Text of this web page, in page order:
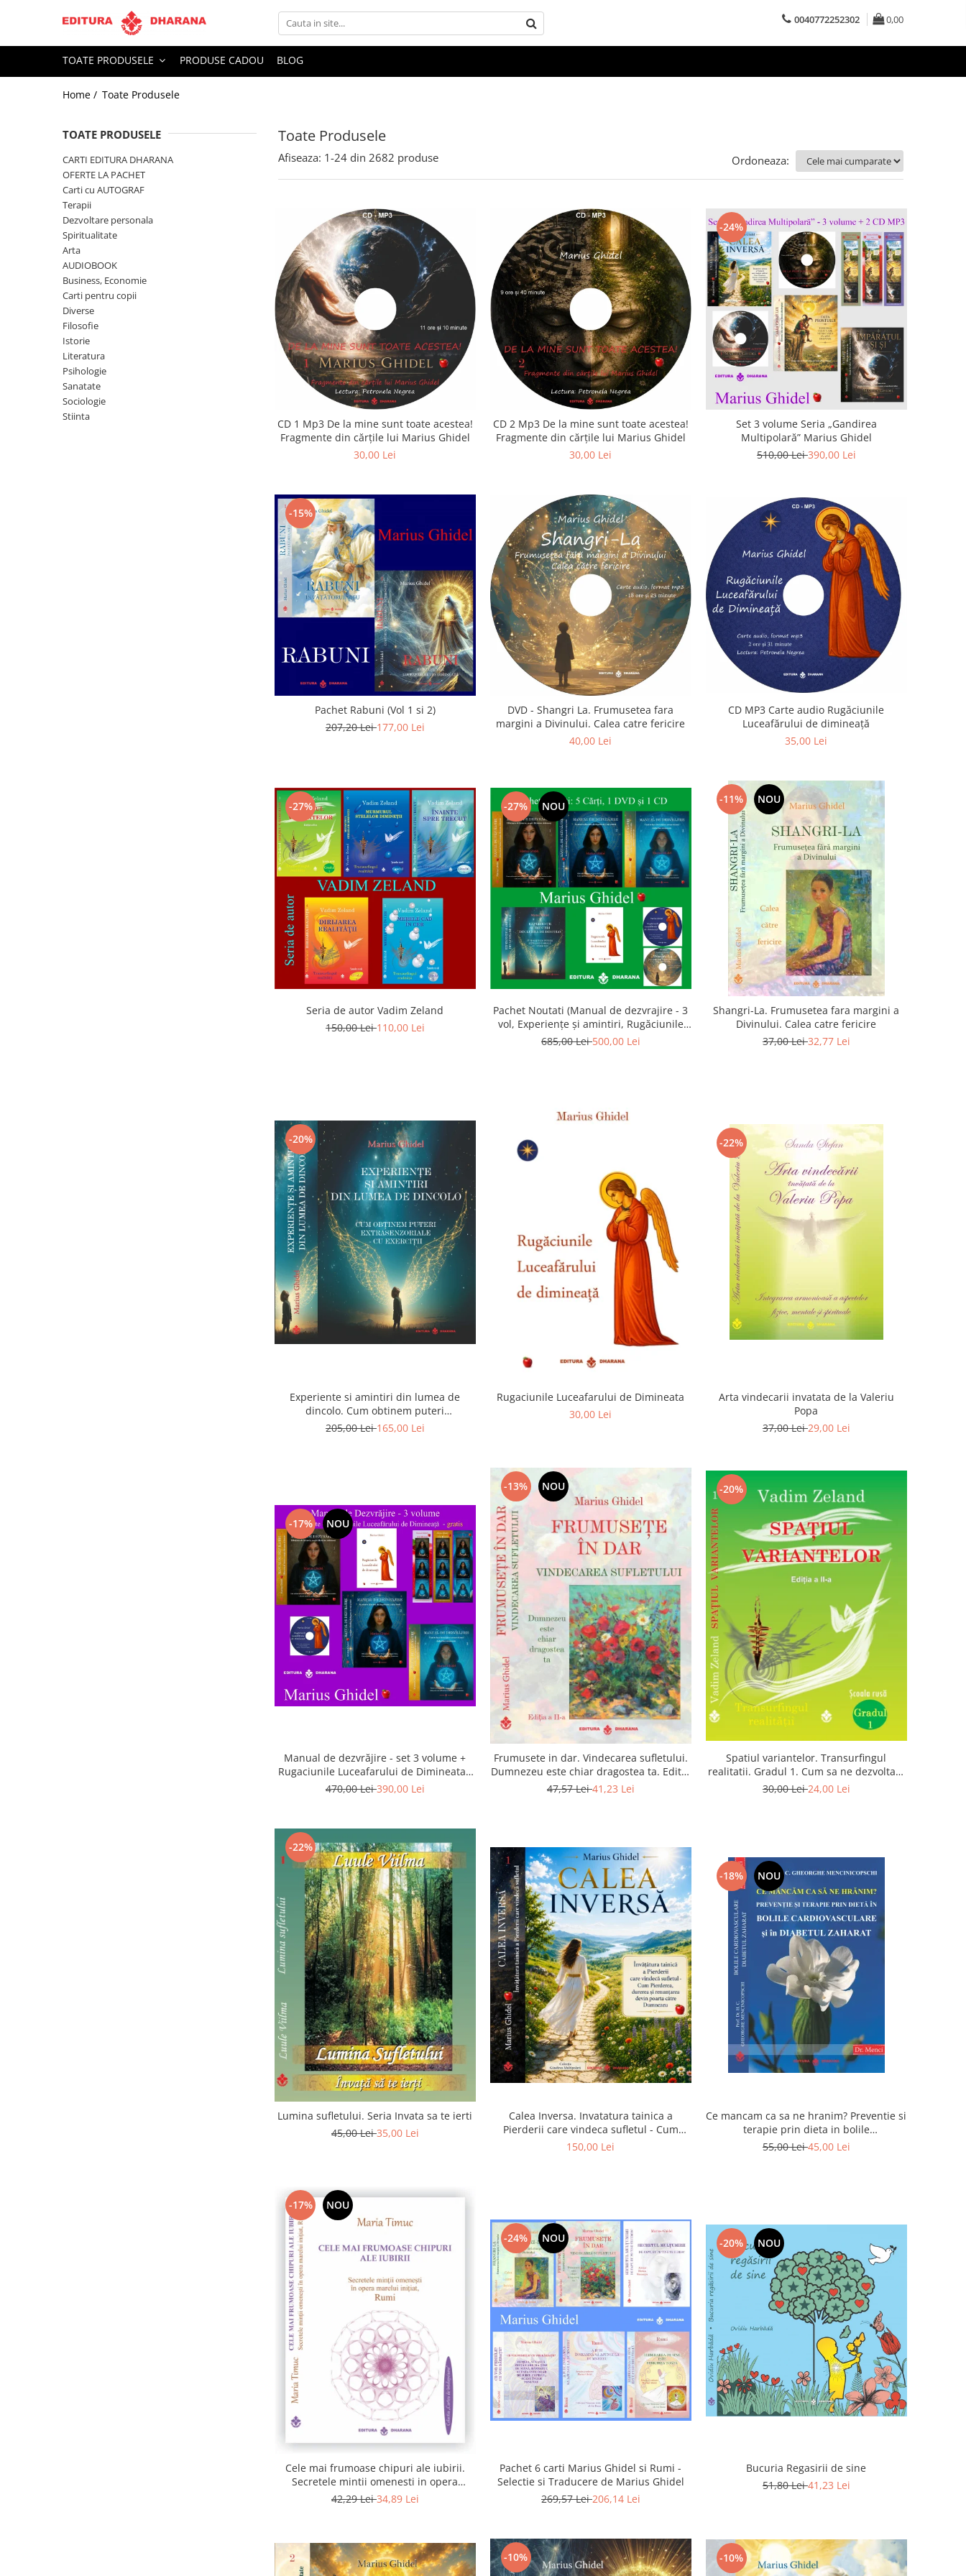
Toate Produsele
CARTI EDITURA DHARANA
OFERTE LA PACHET
Dezvoltare personala
Spiritualitate
AUDIOBOOK
Business, Economie
Carti pentru copii
0040772252302 0,00
TOATE PRODUSELE PRODUSE CADOU BLOG
Home / Toate Produsele
Toate Produsele
TOATE PRODUSELE
CARTI EDITURA DHARANA
OFERTE LA PACHET
Carti cu AUTOGRAF
Terapii
Dezvoltare personala
Spiritualitate
Arta
AUDIOBOOK
Business, Economie
Carti pentru copii
Diverse
Filosofie
Istorie
Literatura
Psihologie
Sanatate
Sociologie
Stiinta
Afiseaza: 1-24 din 2682 produse Ordoneaza:
CD 1 Mp3 De la mine sunt toate acestea!
Fragmente din cărțile lui Marius Ghidel
30,00 Lei
CD 2 Mp3 De la mine sunt toate acestea!
Fragmente din cărțile lui Marius Ghidel
30,00 Lei
-24%
Set 3 volume Seria „Gandirea
Multipolară” Marius Ghidel
510,00 Lei390,00 Lei
-15%
Pachet Rabuni (Vol 1 si 2)
207,20 Lei177,00 Lei
DVD - Shangri La. Frumusetea fara
margini a Divinului. Calea catre fericire
40,00 Lei
CD MP3 Carte audio Rugăciunile
Luceafărului de dimineață
35,00 Lei
-27%
Seria de autor Vadim Zeland
150,00 Lei110,00 Lei
-27% NOU
Pachet Noutati (Manual de dezvrajire - 3
vol, Experiențe și amintiri, Rugăciunile
Luceafarului de dimineata) - Marius
685,00 Lei500,00 Lei
-11% NOU
Shangri-La. Frumusetea fara margini a
Divinului. Calea catre fericire
37,00 Lei32,77 Lei
-20%
Experiente si amintiri din lumea de
dincolo. Cum obtinem puteri
extrasenzoriale - cu exercitii
205,00 Lei165,00 Lei
Rugaciunile Luceafarului de Dimineata
30,00 Lei
-22%
Arta vindecarii invatata de la Valeriu
Popa
37,00 Lei29,00 Lei
-17% NOU
Manual de dezvrăjire - set 3 volume +
Rugaciunile Luceafarului de Dimineata -
Gratuit)
470,00 Lei390,00 Lei
-13% NOU
Frumusete in dar. Vindecarea sufletului.
Dumnezeu este chiar dragostea ta. Editia
a 2-a
47,57 Lei41,23 Lei
-20%
Spatiul variantelor. Transurfingul
realitatii. Gradul 1. Cum sa ne dezvoltam
intuitia si sa ne alegem soarta
30,00 Lei24,00 Lei
-22%
Lumina sufletului. Seria Invata sa te ierti
45,00 Lei35,00 Lei
Calea Inversa. Invatatura tainica a
Pierderii care vindeca sufletul - Cum
Pierderea, durerea si renuntarea devin
150,00 Lei
-18% NOU
Ce mancam ca sa ne hranim? Preventie si
terapie prin dieta in bolile
cardiovasculare si in diabetul zaharat
55,00 Lei45,00 Lei
-17% NOU
Cele mai frumoase chipuri ale iubirii.
Secretele mintii omenesti in opera
marelui initiat, Rumi
42,29 Lei34,89 Lei
-24% NOU
Pachet 6 carti Marius Ghidel si Rumi -
Selectie si Traducere de Marius Ghidel
269,57 Lei206,14 Lei
-20% NOU
Bucuria Regasirii de sine
51,80 Lei41,23 Lei
-10% -10%